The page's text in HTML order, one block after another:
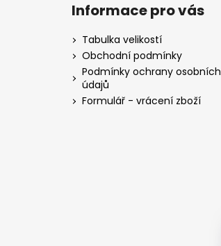
Informace pro vás
Tabulka velikostí
Obchodní podmínky
Podmínky ochrany osobních
údajů
Formulář - vrácení zboží